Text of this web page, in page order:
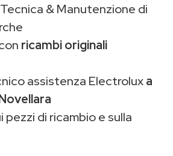
& Manutenzione di
ricambi originali
assistenza Electroluxa
pezzi di ricambio e sulla